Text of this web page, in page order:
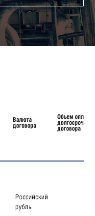
Валюта
договора
Объем оплаты
долгосрочного
договора
Российский
рубль